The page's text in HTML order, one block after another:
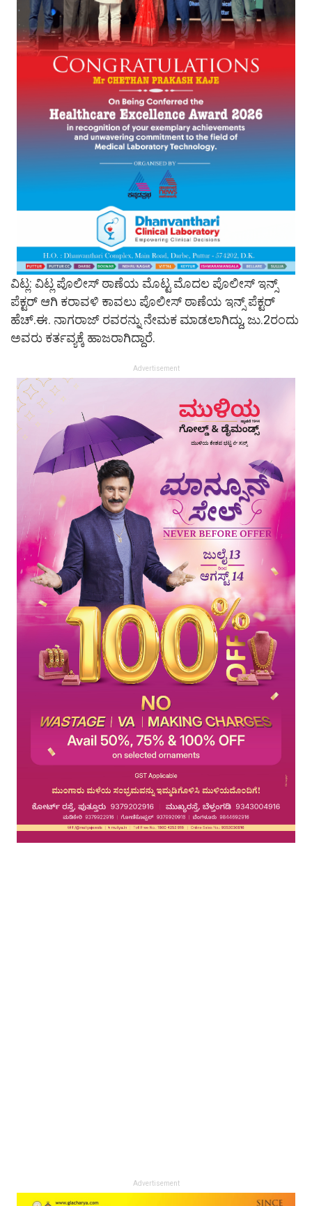
ವಿಟ್ಲ: ವಿಟ್ಲ ಪೊಲೀಸ್ ಠಾಣೆಯ ಮೊಟ್ಟ ಮೊದಲ ಪೊಲೀಸ್ ಇನ್ಸ್
ಪೆಕ್ಟರ್ ಆಗಿ ಕರಾವಳಿ ಕಾವಲು ಪೊಲೀಸ್ ಠಾಣೆಯ ಇನ್ಸ್ ಪೆಕ್ಟರ್
ಹೆಚ್.ಈ. ನಾಗರಾಜ್ ರವರನ್ನು ನೇಮಕ ಮಾಡಲಾಗಿದ್ದು, ಜು.2ರಂದು
ಅವರು ಕರ್ತವ್ಯಕ್ಕೆ ಹಾಜರಾಗಿದ್ದಾರೆ.
Advertisement
Advertisement